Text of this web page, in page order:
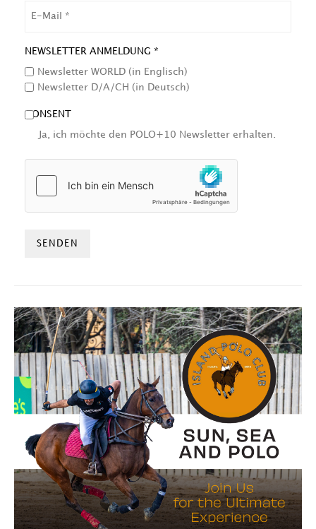
NEWSLETTER ANMELDUNG *
Newsletter WORLD (in Englisch)
Newsletter D/A/CH (in Deutsch)
CONSENT
Ja, ich möchte den POLO+10 Newsletter erhalten.